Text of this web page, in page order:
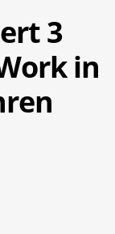
3
in